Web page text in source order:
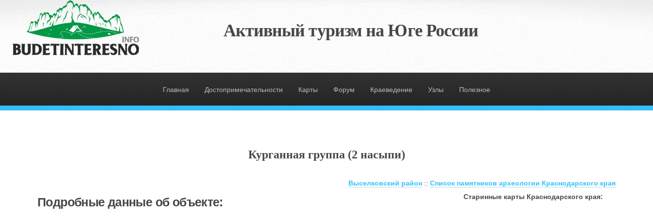
Активный туризм на Юге России
Главная Достопримечательности Карты Форум Краеведение Узлы Полезное
Курганная группа (2 насыпи)
Выселковский район :: Список памятников археологии Краснодарского края
Подробные данные об объекте: Старинные карты Краснодарского края: